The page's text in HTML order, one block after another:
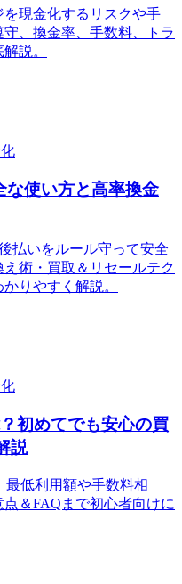
現金化するリスクや手
、換金率、手数料、トラ
説。
な使い方と高率換金
払いをルール守って安全
術・買取＆リセールテク
りやすく解説。
初めてでも安心の買
説
最低利用額や手数料相
＆FAQまで初心者向けに